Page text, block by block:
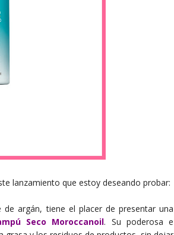
lanzamiento que estoy deseando probar:
argán, tiene el placer de presentar una
Seco Moroccanoil. Su poderosa e